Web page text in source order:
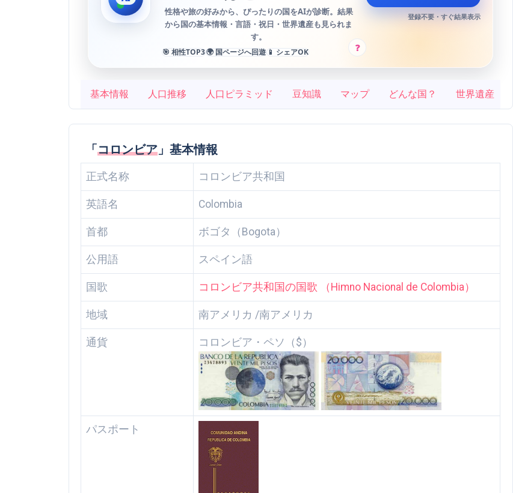
?
性格や旅の好みから、ぴったりの国をAIが診断。結果
から国の基本情報・言語・祝日・世界遺産も見られま
す。
🎯 相性TOP3🌍 国ページへ回遊 📱 シェアOK
登録不要・すぐ結果表示
基本情報 人口推移 人口ピラミッド 豆知識 マップ どんな国？ 世界遺産
「コロンビア 」基本情報
正式名称 コロンビア共和国
英語名 Colombia
首都 ボゴタ（Bogota）
公用語 スペイン語
国歌 コロンビア共和国の国歌 （Himno Nacional de Colombia）
地域 南アメリカ /南アメリカ
通貨 コロンビア・ペソ（$）
パスポート